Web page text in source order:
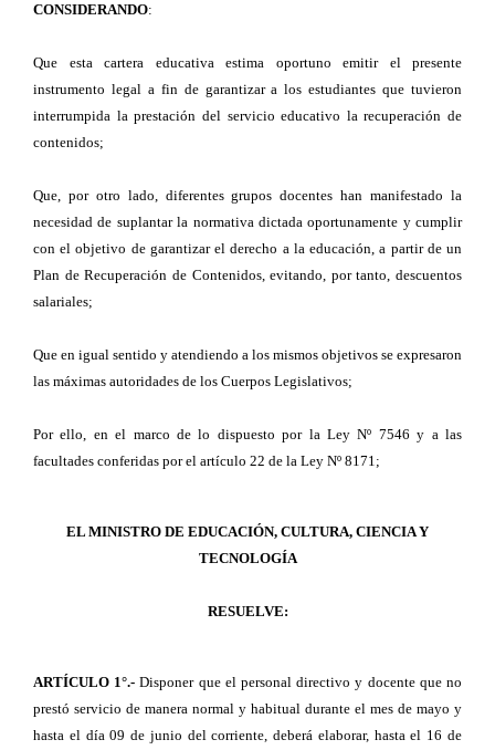
CONSIDERANDO:
Que esta cartera educativa estima oportuno emitir el presente
instrumento legal a fin de garantizar a los estudiantes que tuvieron
interrumpida la prestación del servicio educativo la recuperación de
contenidos;
Que, por otro lado, diferentes grupos docentes han manifestado la
necesidad de suplantar la normativa dictada oportunamente y cumplir
con el objetivo de garantizar el derecho a la educación, a partir de un
Plan de Recuperación de Contenidos, evitando, por tanto, descuentos
salariales;
Que en igual sentido y atendiendo a los mismos objetivos se expresaron
las máximas autoridades de los Cuerpos Legislativos;
Por ello, en el marco de lo dispuesto por la Ley Nº 7546 y a las
facultades conferidas por el artículo 22 de la Ley Nº 8171;
EL MINISTRO DE EDUCACIÓN, CULTURA, CIENCIA Y
TECNOLOGÍA
RESUELVE:
ARTÍCULO 1°.- Disponer que el personal directivo y docente que no
prestó servicio de manera normal y habitual durante el mes de mayo y
hasta el día 09 de junio del corriente, deberá elaborar, hasta el 16 de